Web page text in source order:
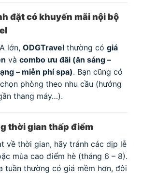
đặt có khuyến mãi nội bộ
lớn, ODGTravel thường có giá
và combo ưu đãi (ăn sáng –
– miễn phí spa). Bạn cũng có
phòng theo nhu cầu (hướng
thang máy…).
thời gian thấp điểm
về thời gian, hãy tránh các dịp lễ
mùa cao điểm hè (tháng 6 – 8).
tuần thường có giá mềm hơn, đôi